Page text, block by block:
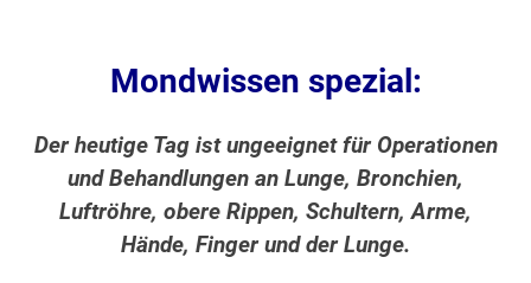
Mondwissen spezial:
Der heutige Tag ist ungeeignet für Operationen
und Behandlungen an Lunge, Bronchien,
Luftröhre, obere Rippen, Schultern, Arme,
Hände, Finger und der Lunge.